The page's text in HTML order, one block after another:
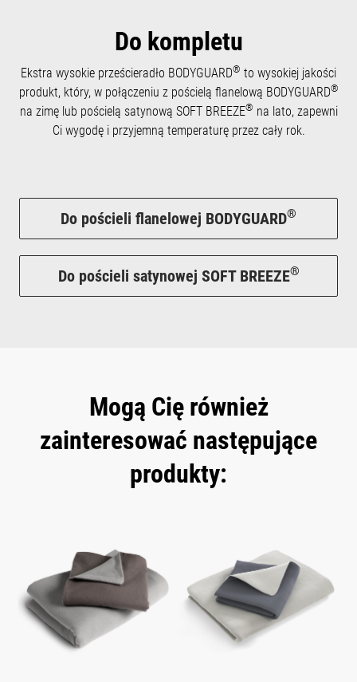
Do kompletu
Ekstra wysokie prześcieradło BODYGUARD® to wysokiej jakości
produkt, który, w połączeniu z pościelą flanelową BODYGUARD®
na zimę lub pościelą satynową SOFT BREEZE® na lato, zapewni
Ci wygodę i przyjemną temperaturę przez cały rok.
Do pościeli flanelowej BODYGUARD®
Do pościeli satynowej SOFT BREEZE®
Mogą Cię również
zainteresować następujące
produkty: